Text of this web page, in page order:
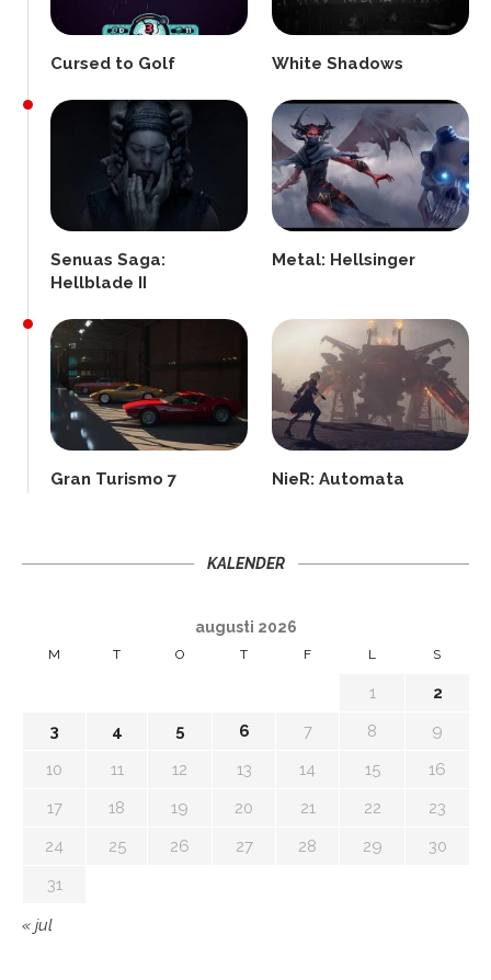
Cursed to Golf White Shadows
Senuas Saga:
Hellblade II
Metal: Hellsinger
Gran Turismo 7 NieR: Automata
KALENDER
augusti 2026
M T O T F L S
1
2
3
4 5 6 7 8
9
10
11 12 13 14 15
16
17
18 19 20 21 22
23
24
25 26 27 28 29
30
31
« jul